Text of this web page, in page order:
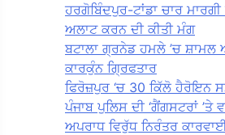
ਹਰਗੋਬਿੰਦਪੁਰ-ਟਾਂਡਾ ਚਾਰ
ਅਲਾਟ ਕਰਨ ਦੀ ਕੀਤੀ ਮੰਗ
ਬਟਾਲਾ ਗ੍ਰਨੇਡ ਹਮਲੇ ’ਚ ਸ਼ਾਮਲ
ਕਾਰਕੁੰਨ ਗ੍ਰਿਫਤਾਰ
ਫਿਰੋਜ਼ਪੁਰ ‘ਚ 30 ਕਿੱਲੋ ਹੈਰੋਇਨ
ਪੰਜਾਬ ਪੁਲਿਸ ਦੀ ‘ਗੈਂਗਸਟਰਾਂ ’ਤੇ
ਅਪਰਾਧ ਵਿਰੁੱਧ ਨਿਰੰਤਰ